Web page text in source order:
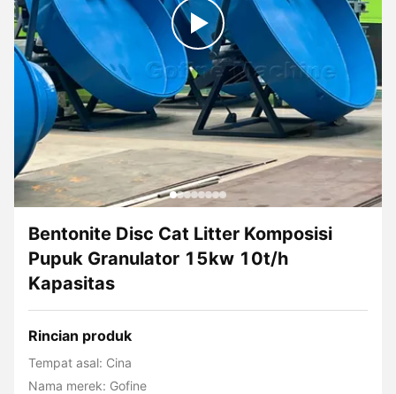
Bentonite Disc Cat Litter Komposisi
Pupuk Granulator 15kw 10t/h
Kapasitas
Rincian produk
Tempat asal: Cina
Nama merek: Gofine